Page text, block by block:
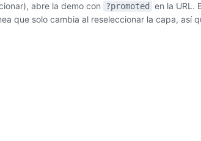
abre la demo con
?promoted en la URL.
que solo cambia al reseleccionar la capa, así